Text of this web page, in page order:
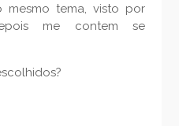
tema, visto por
me contem se